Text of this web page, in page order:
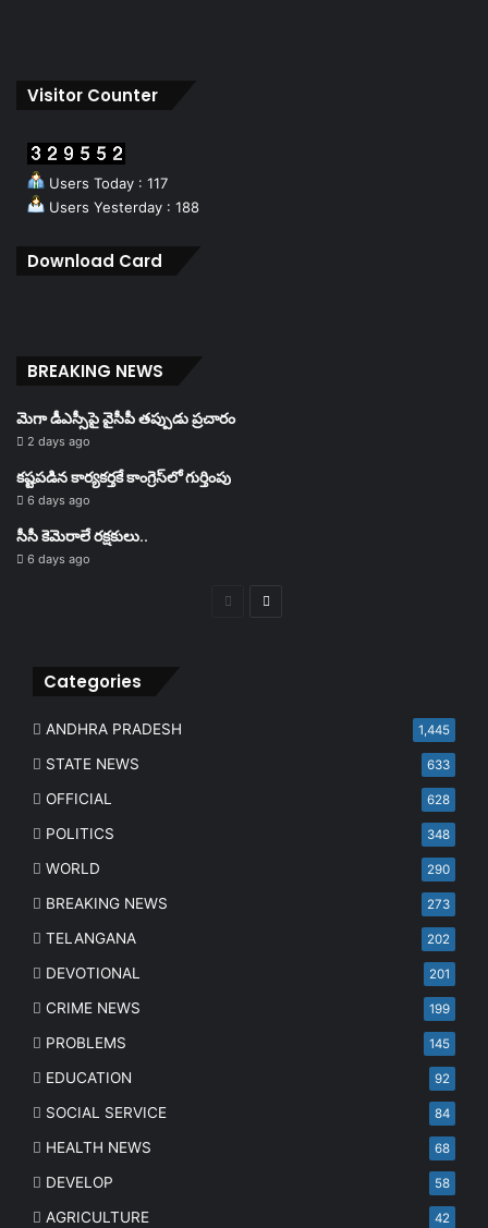
Visitor Counter
Users Today : 117
Users Yesterday : 188
Download Card
BREAKING NEWS
మెగా డీఎస్సీపై వైసీపీ తప్పుడు ప్రచారం
2 days ago
కష్టపడిన కార్యకర్తకే కాంగ్రెస్‌లో గుర్తింపు
6 days ago
సీసీ కెమెరాలే రక్షకులు..
6 days ago
PreviousNext
Categories
ANDHRA PRADESH 1,445
STATE NEWS 633
OFFICIAL 628
POLITICS 348
WORLD 290
BREAKING NEWS 273
TELANGANA 202
DEVOTIONAL 201
CRIME NEWS 199
PROBLEMS 145
EDUCATION 92
SOCIAL SERVICE 84
HEALTH NEWS 68
DEVELOP 58
AGRICULTURE 42